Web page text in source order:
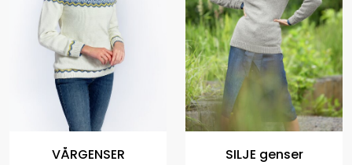
VÅRGENSER SILJE genser